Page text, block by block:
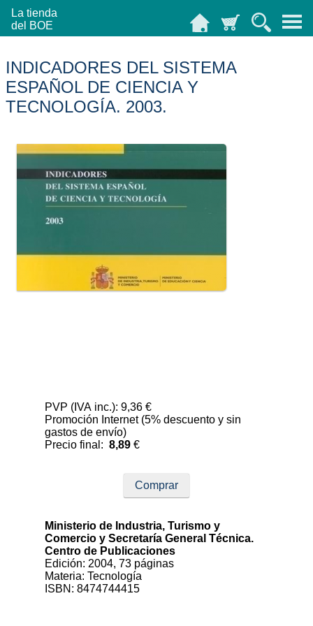
La tienda
del BOE
INDICADORES DEL SISTEMA
ESPAÑOL DE CIENCIA Y
TECNOLOGÍA. 2003.
PVP (IVA inc.): 9,36 €
Promoción Internet (5% descuento y sin
gastos de envío)
Precio final: 8,89 €
Comprar
Ministerio de Industria, Turismo y
Comercio y Secretaría General Técnica.
Centro de Publicaciones
Edición: 2004, 73 páginas
Materia: Tecnología
ISBN: 8474744415